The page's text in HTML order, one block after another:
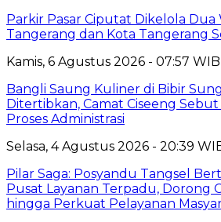
Parkir Pasar Ciputat Dikelola Dua
Tangerang dan Kota Tangerang
Kamis, 6 Agustus 2026 - 07:57 WIB
Bangli Saung Kuliner di Bibir
Ditertibkan, Camat Ciseeng
Proses Administrasi
Selasa, 4 Agustus 2026 - 20:39
Pilar Saga: Posyandu Tangsel
Pusat Layanan Terpadu, Dorong
hingga Perkuat Pelayanan